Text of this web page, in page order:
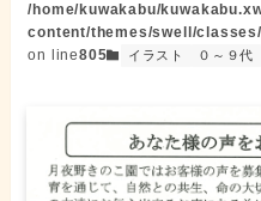
/home/kuwakabu/
content/themes/swell/
on line805 イラスト ０～９代